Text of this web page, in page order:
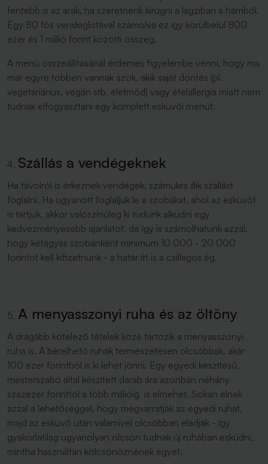
fentebb is az árak, ha szeretnénk kirúgni a lagziban a hámból.
Egy 80 fős vendéglistával számolva ez így körülbelül 800
ezer és 1 millió forint közötti összeg.
A menü összeállításánál érdemes figyelembe venni, hogy ma
már egyre többen vannak azok, akik saját döntés (pl.
vegetáriánus, vegán stb. életmód) vagy ételallergia miatt nem
tudnak elfogyasztani egy komplett esküvői menüt.
Szállás a vendégeknek
Ha távolról is érkeznek vendégek, számukra illik szállást
foglalni. Ha ugyanott foglaljuk le a szobákat, ahol az esküvőt
is tartjuk, akkor valószínűleg ki tudunk alkudni egy
kedvezményesebb ajánlatot, de így is számolhatunk azzal,
hogy kétágyas szobánként minimum 10 000 - 20 000
forintot kell kifizetnünk - a határ itt is a csillagos ég.
A menyasszonyi ruha és az öltöny
A drágább kötelező tételek közé tartozik a menyasszonyi
ruha is. A bérelhető ruhák természetesen olcsóbbak, akár
100 ezer forintból is ki lehet jönni. Egy egyedi készítésű,
mesterszabó által készített darab ára azonban néhány
százezer forinttól a több millióig is elmehet. Sokan élnek
azzal a lehetőséggel, hogy megvarratják az egyedi ruhát,
majd az esküvő után valamivel olcsóbban eladják - így
gyakorlatilag ugyanolyan olcsón tudnak új ruhában esküdni,
mintha használtan kölcsönöznének egyet.